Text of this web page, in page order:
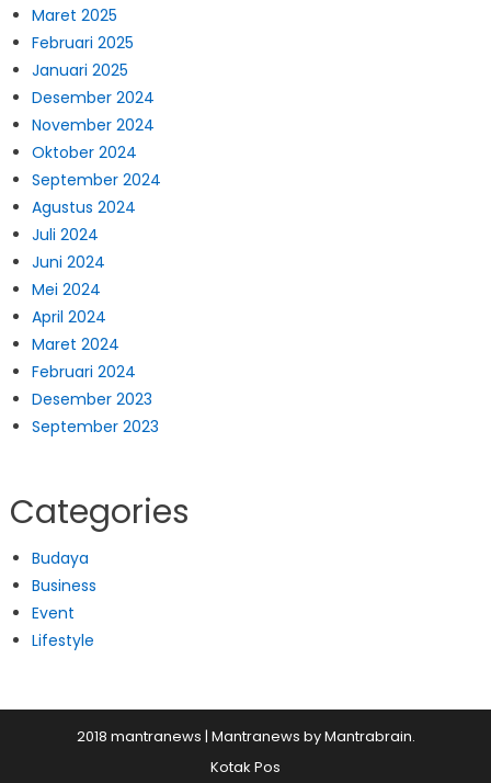
Maret 2025
Februari 2025
Januari 2025
Desember 2024
November 2024
Oktober 2024
September 2024
Agustus 2024
Juli 2024
Juni 2024
Mei 2024
April 2024
Maret 2024
Februari 2024
Desember 2023
September 2023
Categories
Budaya
Business
Event
Lifestyle
2018 mantranews | Mantranews byMantrabrain.
Kotak Pos